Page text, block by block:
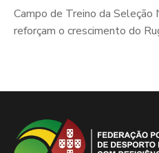
Campo de Treino da Seleção
reforçam o crescimento do